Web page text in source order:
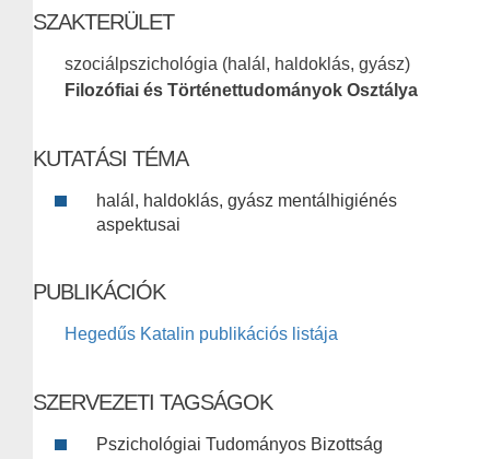
SZAKTERÜLET
szociálpszichológia (halál, haldoklás, gyász)
Filozófiai és Történettudományok Osztálya
KUTATÁSI TÉMA
halál, haldoklás, gyász mentálhigiénés
aspektusai
PUBLIKÁCIÓK
Hegedűs Katalin publikációs listája
SZERVEZETI TAGSÁGOK
Pszichológiai Tudományos Bizottság